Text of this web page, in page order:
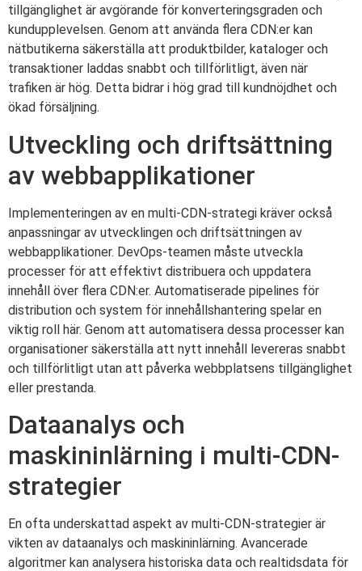
tillgänglighet är avgörande för konverteringsgraden och
kundupplevelsen. Genom att använda flera CDN:er kan
nätbutikerna säkerställa att produktbilder, kataloger och
transaktioner laddas snabbt och tillförlitligt, även när
trafiken är hög. Detta bidrar i hög grad till kundnöjdhet och
ökad försäljning.
Utveckling och driftsättning
av webbapplikationer
Implementeringen av en multi-CDN-strategi kräver också
anpassningar av utvecklingen och driftsättningen av
webbapplikationer. DevOps-teamen måste utveckla
processer för att effektivt distribuera och uppdatera
innehåll över flera CDN:er. Automatiserade pipelines för
distribution och system för innehållshantering spelar en
viktig roll här. Genom att automatisera dessa processer kan
organisationer säkerställa att nytt innehåll levereras snabbt
och tillförlitligt utan att påverka webbplatsens tillgänglighet
eller prestanda.
Dataanalys och
maskininlärning i multi-CDN-
strategier
En ofta underskattad aspekt av multi-CDN-strategier är
vikten av dataanalys och maskininlärning. Avancerade
algoritmer kan analysera historiska data och realtidsdata för